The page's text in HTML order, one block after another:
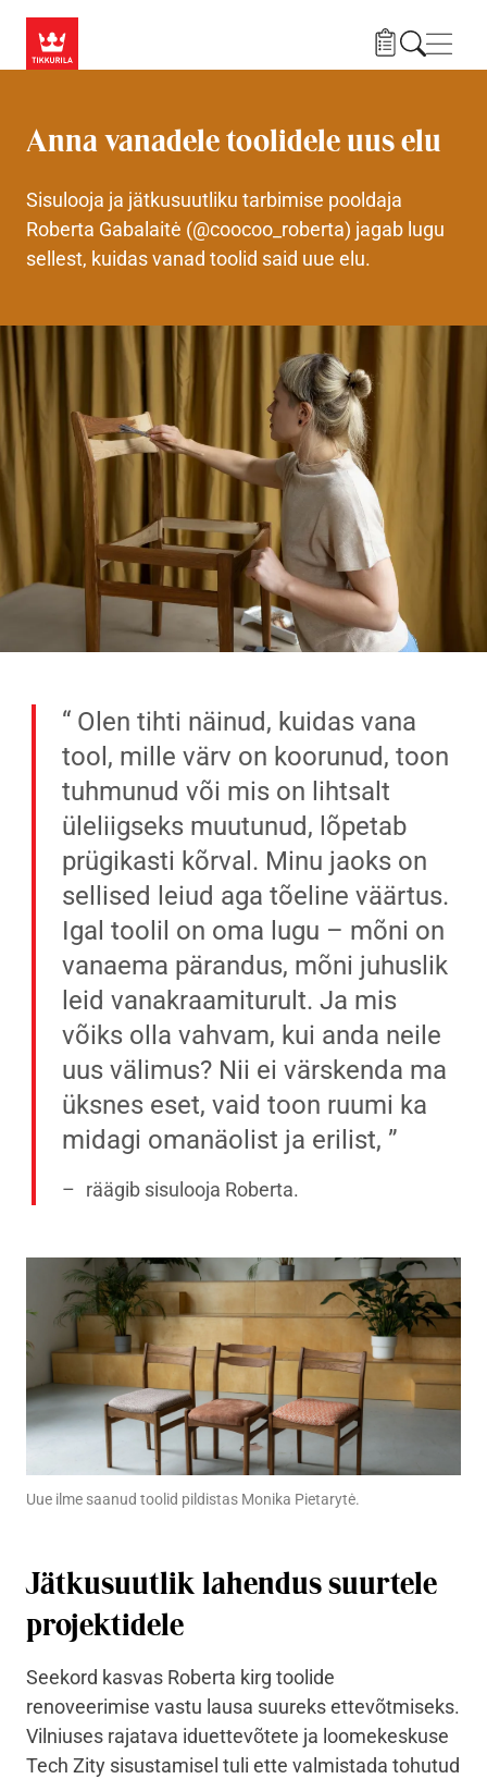
Anna vanadele toolidele uus elu
Sisulooja ja jätkusuutliku tarbimise pooldaja
Roberta Gabalaitė (@coocoo_roberta) jagab lugu
sellest, kuidas vanad toolid said uue elu.
Olen tihti näinud, kuidas vana
tool, mille värv on koorunud, toon
tuhmunud või mis on lihtsalt
üleliigseks muutunud, lõpetab
prügikasti kõrval. Minu jaoks on
sellised leiud aga tõeline väärtus.
Igal toolil on oma lugu – mõni on
vanaema pärandus, mõni juhuslik
leid vanakraamiturult. Ja mis
võiks olla vahvam, kui anda neile
uus välimus? Nii ei värskenda ma
üksnes eset, vaid toon ruumi ka
midagi omanäolist ja erilist,
räägib sisulooja Roberta.
Uue ilme saanud toolid pildistas Monika Pietarytė.
Jätkusuutlik lahendus suurtele
projektidele
Seekord kasvas Roberta kirg toolide
renoveerimise vastu lausa suureks ettevõtmiseks.
Vilniuses rajatava iduettevõtete ja loomekeskuse
Tech Zity sisustamisel tuli ette valmistada tohutud